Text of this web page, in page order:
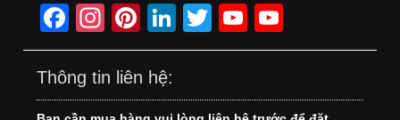
F
a
c
e
In
st
a
gr
Pi
nt
er
e
Li
n
e
T
wi
er
Y
o
T
o
T
Thông tin liên hệ: